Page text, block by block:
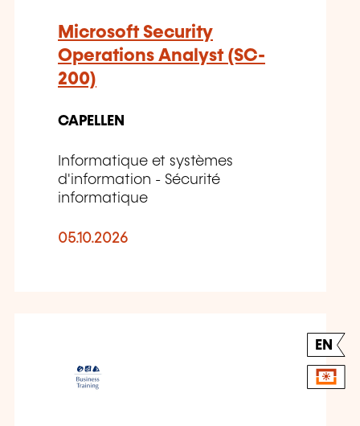
Microsoft Security
Operations Analyst (SC-
200)
CAPELLEN
Informatique et systèmes
d'information - Sécurité
informatique
05.10.2026
EN